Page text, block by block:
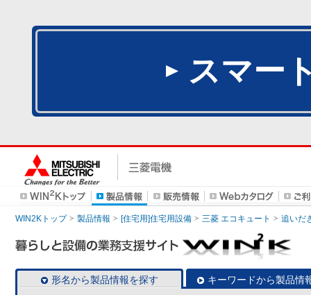
スマー
WIN2Kトップ 製品情報 [住宅用]住宅用設備 三菱 エコキュート 追いだ
形名から製品情報を探す キーワードから製品情